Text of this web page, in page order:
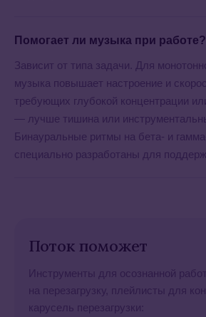
Помогает ли музыка при работе?
Зависит от типа задачи. Для
музыка повышает настроение и
требующих глубокой концентрации
— лучше тишина или
Бинауральные ритмы на бета- и
специально разработаны для
Поток поможет
Инструменты для осознанной
на перезагрузку, плейлисты для
карусель перезагрузки: